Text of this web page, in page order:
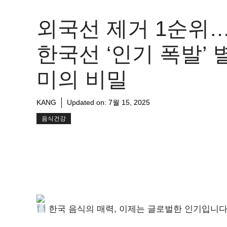
외국선 제거 1순위
한국선 ‘인기 폭발’
미의 비밀
KANG Updated on: 7월 15, 2025
음식건강
한국 음식의 매력, 이제는 글로벌한 인기입니다